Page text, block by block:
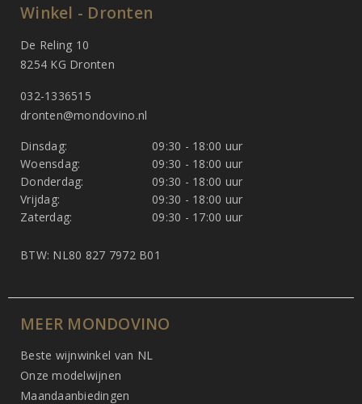
Winkel - Dronten
De Reling 10
8254 KG Dronten
032-1336515
dronten@mondovino.nl
Dinsdag:
09:30 - 18:00 uur
Woensdag:
09:30 - 18:00 uur
Donderdag:
09:30 - 18:00 uur
Vrijdag:
09:30 - 18:00 uur
Zaterdag:
09:30 - 17:00 uur
BTW: NL80 827 7972 B01
MEER MONDOVINO
Beste wijnwinkel van NL
Onze modelwijnen
Maandaanbiedingen